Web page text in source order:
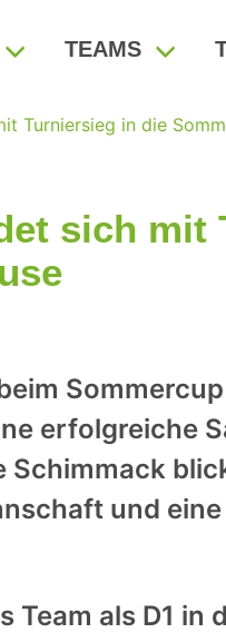
TEAMS
Turniersieg in die
sich mit
erfolgreiche
Schimmack
und
Team als D1 in